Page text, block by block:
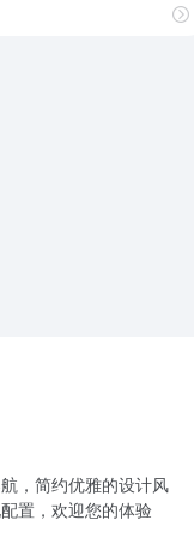
，简约优雅的设计风
置，欢迎您的体验